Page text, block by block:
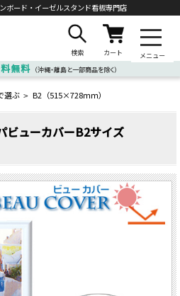
ボード・ イーゼルスタンド看板専門店
検索 カート メニュー
無料 （沖縄・離島と一部商品を除く）
選ぶ > B2（515×728ｍｍ）
ビューカバーB2サイズ